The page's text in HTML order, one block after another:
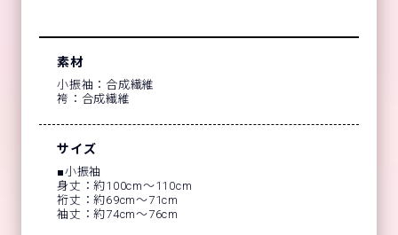
素材
小振袖：合成繊維
袴：合成繊維
サイズ
■小振袖
身丈：約100cm～110cm
裄丈：約69cm～71cm
袖丈：約74cm～76cm